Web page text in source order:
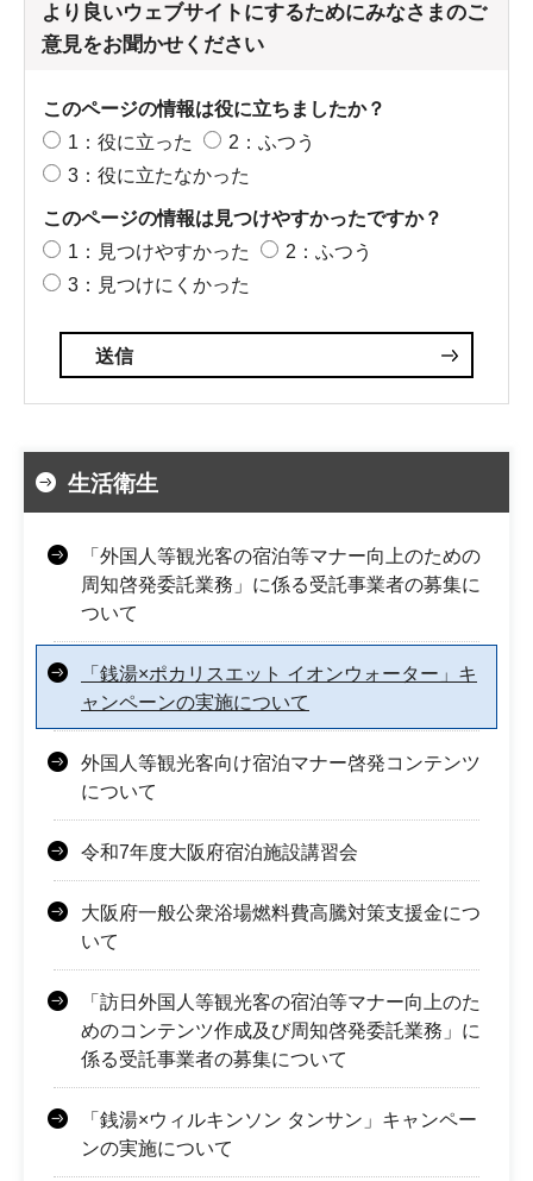
より良いウェブサイトにするためにみなさまのご
意見をお聞かせください
このページの情報は役に立ちましたか？
1：役に立った
2：ふつう
3：役に立たなかった
このページの情報は見つけやすかったですか？
1：見つけやすかった
2：ふつう
3：見つけにくかった
生活衛生
「外国人等観光客の宿泊等マナー向上のための
周知啓発委託業務」に係る受託事業者の募集に
ついて
「銭湯×ポカリスエット イオンウォーター」キ
ャンペーンの実施について
外国人等観光客向け宿泊マナー啓発コンテンツ
について
令和7年度大阪府宿泊施設講習会
大阪府一般公衆浴場燃料費高騰対策支援金につ
いて
「訪日外国人等観光客の宿泊等マナー向上のた
めのコンテンツ作成及び周知啓発委託業務」に
係る受託事業者の募集について
「銭湯×ウィルキンソン タンサン」キャンペー
ンの実施について